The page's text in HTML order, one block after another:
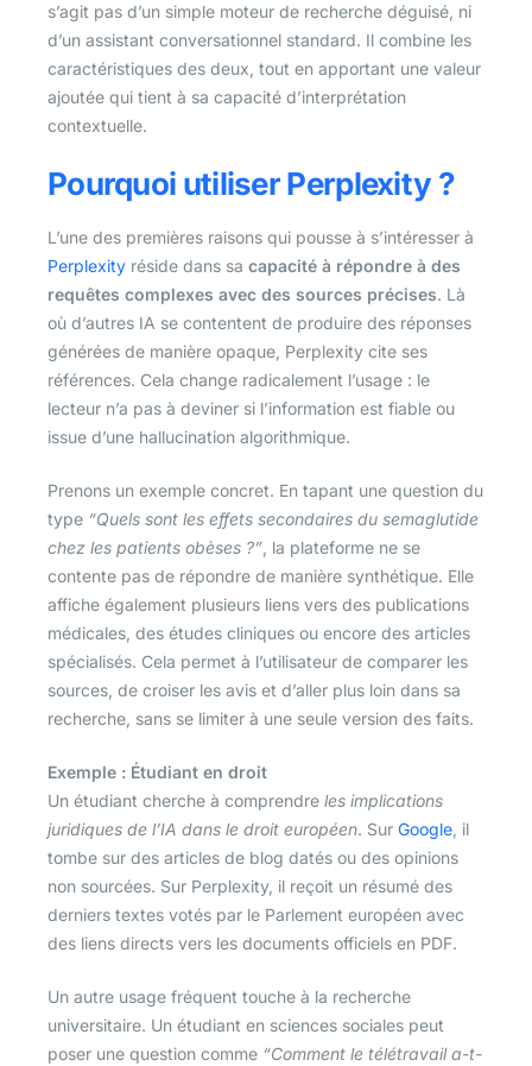
s’agit pas d’un simple moteur de recherche déguisé, ni
d’un assistant conversationnel standard. Il combine les
caractéristiques des deux, tout en apportant une valeur
ajoutée qui tient à sa capacité d’interprétation
contextuelle.
Pourquoi utiliser Perplexity ?
L’une des premières raisons qui pousse à s’intéresser à
Perplexity réside dans sa capacité à répondre à des
requêtes complexes avec des sources précises. Là
où d’autres IA se contentent de produire des réponses
générées de manière opaque, Perplexity cite ses
références. Cela change radicalement l’usage : le
lecteur n’a pas à deviner si l’information est fiable ou
issue d’une hallucination algorithmique.
Prenons un exemple concret. En tapant une question du
type “Quels sont les effets secondaires du semaglutide
chez les patients obèses ?” , la plateforme ne se
contente pas de répondre de manière synthétique. Elle
affiche également plusieurs liens vers des publications
médicales, des études cliniques ou encore des articles
spécialisés. Cela permet à l’utilisateur de comparer les
sources, de croiser les avis et d’aller plus loin dans sa
recherche, sans se limiter à une seule version des faits.
Exemple : Étudiant en droit
Un étudiant cherche à comprendre les implications
juridiques de l’IA dans le droit européen. Sur Google , il
tombe sur des articles de blog datés ou des opinions
non sourcées. Sur Perplexity, il reçoit un résumé des
derniers textes votés par le Parlement européen avec
des liens directs vers les documents officiels en PDF.
Un autre usage fréquent touche à la recherche
universitaire. Un étudiant en sciences sociales peut
poser une question comme “Comment le télétravail a-t-